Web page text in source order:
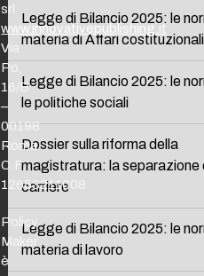
Legge di Bilancio 2025: le
materia di Affari costituzionali
Legge di Bilancio 2025: le
le politiche sociali
Dossier sulla riforma della
magistratura: la separazione
carriere
Legge di Bilancio 2025: le
materia di lavoro
srl
www.innovativepublishing.it
Via
Po,
16/B
–
00198
Roma
C.F.
12653211008
Policy
Maker
è